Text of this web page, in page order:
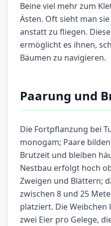
Beine viel mehr zum
Ästen. Oft sieht man
anstatt zu fliegen.
ermöglicht es ihnen,
Bäumen zu navigieren.
Paarung und
Die Fortpflanzung bei
monogam; Paare
Brutzeit und bleiben
Nestbau erfolgt hoch
Zweigen und Blättern;
zwischen 8 und 25
platziert. Die
zwei Eier pro Gelege,